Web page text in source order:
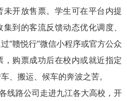
开放售票。学生可在平台内提
到的客流反馈动态优化调度、
“赣悦行”微信小程序或官方公众
购票成功后在校内或就近指定
、搬运、候车的奔波之苦。
线路公司走进九江各大高校，开